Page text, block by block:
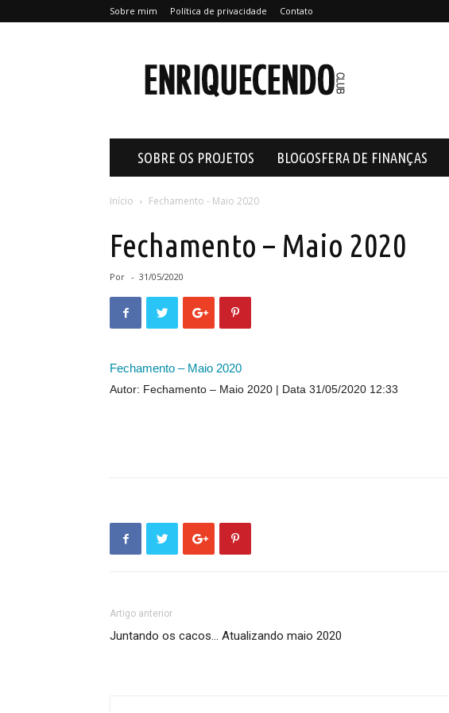
Sobre mim Política de privacidade Contato
SOBRE OS PROJETOS BLOGOSFERA DE FINANÇAS
Início Fechamento - Maio 2020
Fechamento – Maio 2020
Por - 31/05/2020
Fechamento – Maio 2020
Autor: Fechamento – Maio 2020 Data 31/05/2020 12:33
Artigo anterior
Juntando os cacos… Atualizando maio 2020